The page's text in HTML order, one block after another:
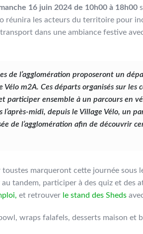
16 juin 2024 de 10h00 à 18h00
réunira les acteurs du territoire pour
dans une ambiance festive
de l’agglomération proposeront un
Vélo m2A. Ces départs organisés sur les
participer ensemble à un parcours en
l’après-midi, depuis le Village Vélo, un
de l’agglomération afin de découvrir
marqueront cette journée sous
tandem, participer à des quiz et des
et retrouver le stand des Sheds
wraps falafels, desserts maison et